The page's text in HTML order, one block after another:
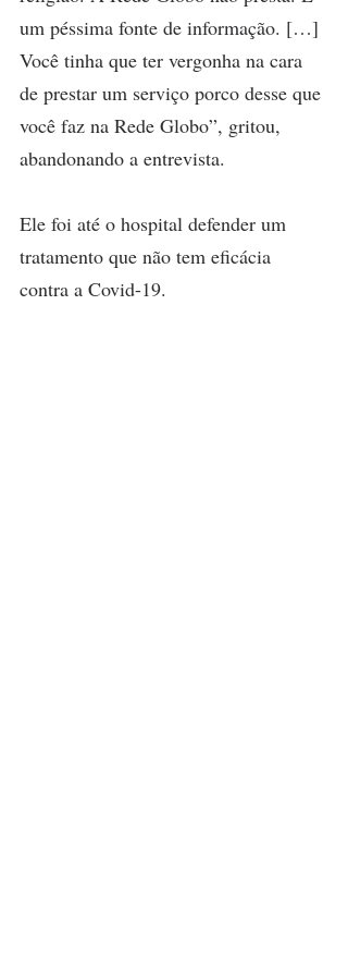
um péssima fonte de informação. […]
Você tinha que ter vergonha na cara
de prestar um serviço porco desse que
você faz na Rede Globo”, gritou,
abandonando a entrevista.
Ele foi até o hospital defender um
tratamento que não tem eficácia
contra a Covid-19.